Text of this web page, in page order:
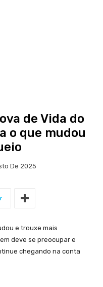
de Vida do
o que mudou
De 2025
e trouxe mais
deve se preocupar e
chegando na conta